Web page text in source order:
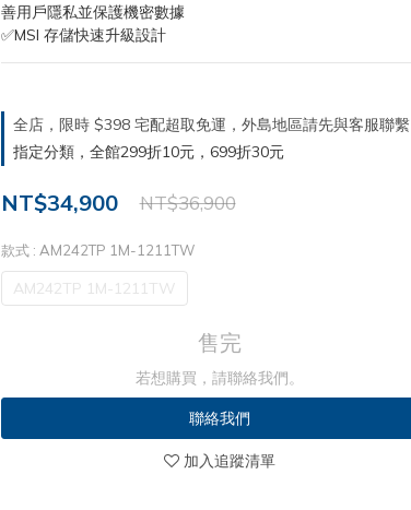
善用戶隱私並保護機密數據
✅MSI 存儲快速升級設計
全店，限時 $398 宅配超取免運，外島地區請先與客服聯繫
指定分類，全館299折10元，699折30元
NT$34,900 NT$36,900
款式 : AM242TP 1M-1211TW
AM242TP 1M-1211TW
售完
若想購買，請聯絡我們。
聯絡我們
加入追蹤清單